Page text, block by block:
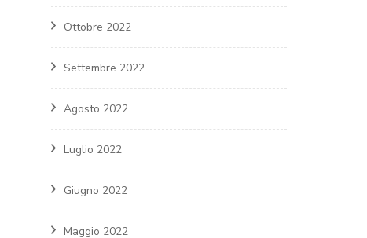
Ottobre 2022
Settembre 2022
Agosto 2022
Luglio 2022
Giugno 2022
Maggio 2022